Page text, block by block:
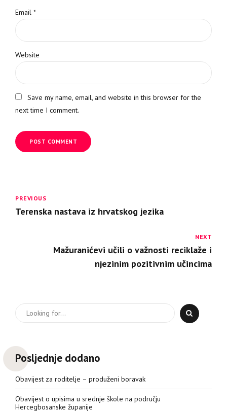
Email *
Website
Save my name, email, and website in this browser for the
next time I comment.
POST COMMENT
PREVIOUS
Terenska nastava iz hrvatskog jezika
NEXT
Mažuranićevi učili o važnosti reciklaže i
njezinim pozitivnim učincima
Posljednje dodano
Obavijest za roditelje – produženi boravak
Obavijest o upisima u srednje škole na području
Hercegbosanske županije